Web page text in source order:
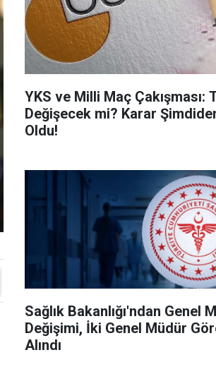
YKS ve Milli Maç Çakışması:
Değişecek mi? Karar
Oldu!
Sağlık Bakanlığı'ndan Genel
Değişimi, İki Genel Müdür
Alındı